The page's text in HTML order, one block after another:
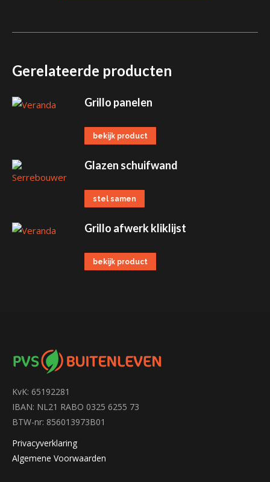
Gerelateerde producten
Grillo panelen
bekijk product
Glazen schuifwand
stel samen
Grillo afwerk kliklijst
bekijk product
KvK: 65192281
IBAN: NL21 RABO 0325 6255 73
BTW-nr: 856013973B01
Privacyverklaring
Algemene Voorwaarden